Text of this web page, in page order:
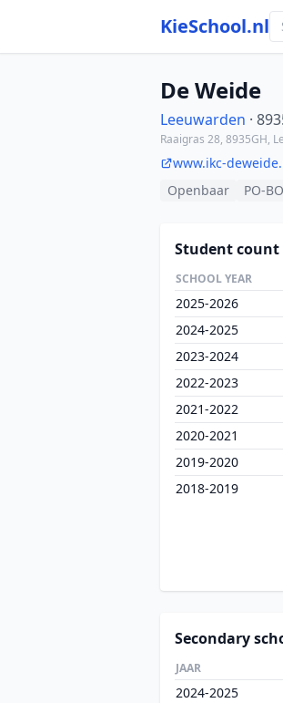
KieSchool.nl
De Weide
Leeuwarden ·
Raaigras 28, 8935GH,
www.ikc-
Openbaar
PO-BO
Student count
SCHOOL YEAR
2025-2026
2024-2025
2023-2024
2022-2023
2021-2022
2020-2021
2019-2020
2018-2019
Secondary
JAAR
2024-2025